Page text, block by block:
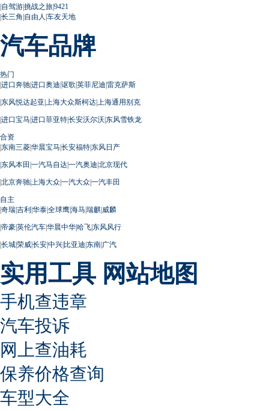
|自驾游|挑战之旅|9421
|长三角 |自由人 |车友天地
汽车品牌
热门
|进口奔驰|进口奥迪|讴歌|英菲尼迪|雷克萨斯
|东风悦达起亚| 上海大众斯柯达| 上海通用别克
|进口宝马|进口菲亚特|长安沃尔沃|东风雪铁龙
合资
|东南三菱|华晨宝马|长安福特|东风日产
|东风本田 |一汽马自达|一汽奥迪|北京现代
|北京奔驰| 上海大众|一汽大众|一汽丰田
自主
|奇瑞|吉利|华泰|全球鹰|海马|瑞麒|威麟
|帝豪|英伦汽车|华晨中华|哈飞|东风风行
|长城|荣威|长安|中兴|比亚迪|东南|广汽
实用工具 网站地图
手机查违章
汽车投诉
网上查油耗
保养价格查询
车型大全